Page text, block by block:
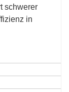
schwerer
in